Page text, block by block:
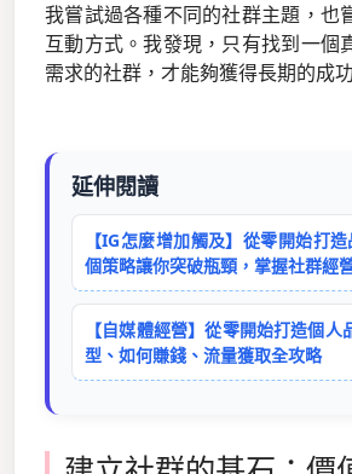
我嘗試過各種不同的社群主題，也
互動方式。我發現，只有找到一個
需求的社群，才能夠獲得長期的成
延伸閱讀
【IG怎麼增加觸及】從零開始打
個策略讓你突破瓶頸，掌握社群經
【自媒體經營】從零開始打造個人
型、如何賺錢、流量獲取全攻略